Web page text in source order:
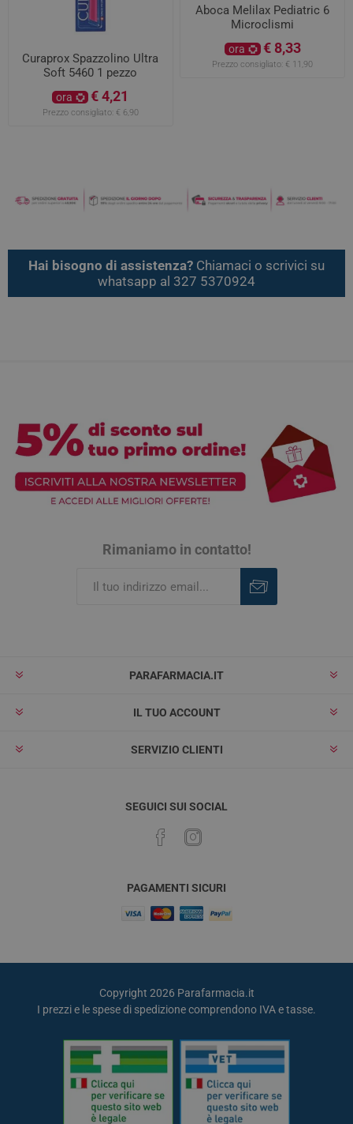
Curaprox Spazzolino Ultra
Soft 5460 1 pezzo
ora € 4,21
Prezzo consigliato: € 6,90
Aboca Melilax Pediatric 6
Microclismi
ora € 8,33
Prezzo consigliato: € 11,90
Hai bisogno di assistenza? Chiamaci o scrivici su
whatsapp al 327 5370924
Rimaniamo in contatto!
PARAFARMACIA.IT
IL TUO ACCOUNT
SERVIZIO CLIENTI
SEGUICI SUI SOCIAL
PAGAMENTI SICURI
Copyright 2026 Parafarmacia.it
I prezzi e le spese di spedizione comprendono IVA e tasse.